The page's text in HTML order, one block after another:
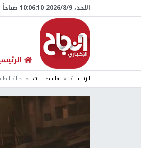
الأحد، 9/‏8/‏2026 10:06:11 صباحاً
الرئيسية فلسطينيات حالة